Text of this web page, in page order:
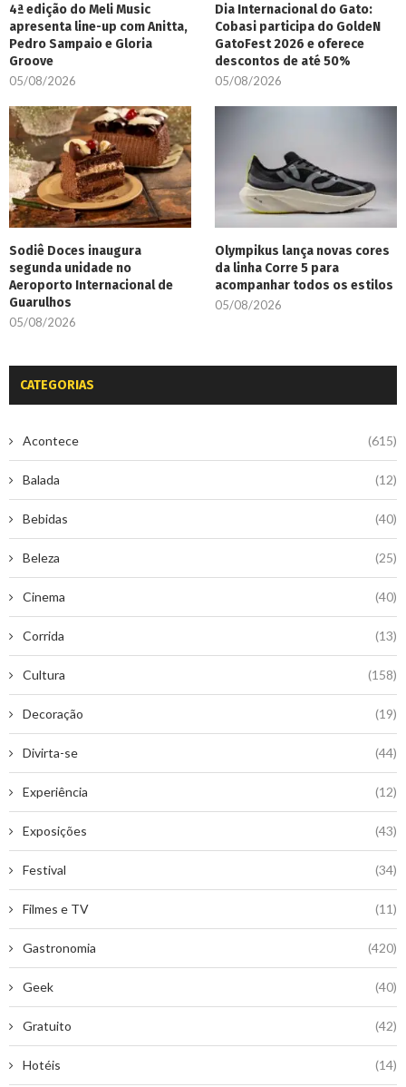
4ª edição do Meli Music
apresenta line-up com Anitta,
Pedro Sampaio e Gloria
Groove
05/08/2026
Dia Internacional do Gato:
Cobasi participa do GoldeN
GatoFest 2026 e oferece
descontos de até 50%
05/08/2026
Sodiê Doces inaugura
segunda unidade no
Aeroporto Internacional de
Guarulhos
05/08/2026
Olympikus lança novas cores
da linha Corre 5 para
acompanhar todos os estilos
05/08/2026
CATEGORIAS
Acontece (615)
Balada (12)
Bebidas (40)
Beleza (25)
Cinema (40)
Corrida (13)
Cultura (158)
Decoração (19)
Divirta-se (44)
Experiência (12)
Exposições (43)
Festival (34)
Filmes e TV (11)
Gastronomia (420)
Geek (40)
Gratuito (42)
Hotéis (14)